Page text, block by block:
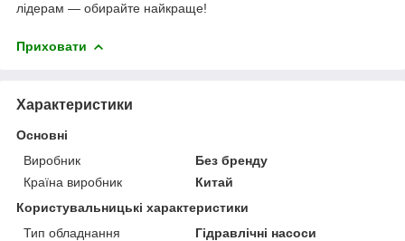
лідерам — обирайте найкраще!
Приховати
Характеристики
Основні
Виробник
Без бренду
Країна виробник
Китай
Користувальницькі характеристики
Тип обладнання
Гідравлічні насоси